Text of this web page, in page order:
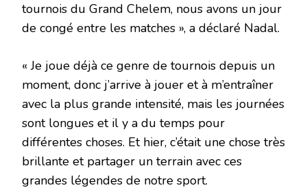
tournois du Grand Chelem, nous avons un jour
de congé entre les matches », a déclaré Nadal.
« Je joue déjà ce genre de tournois depuis un
moment, donc j’arrive à jouer et à m’entraîner
avec la plus grande intensité, mais les journées
sont longues et il y a du temps pour
différentes choses. Et hier, c’était une chose très
brillante et partager un terrain avec ces
grandes légendes de notre sport.